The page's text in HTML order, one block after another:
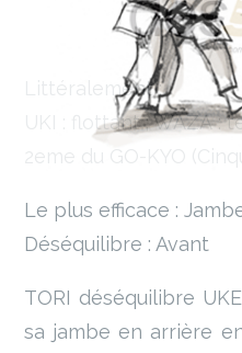
Littéralement :
UKI : flottant ; WAZA :
2eme du GO-KYO
Le plus efficace :
Déséquilibre : Avant
TORI déséquilibre
sa jambe en arrière